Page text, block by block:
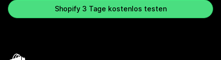
Shopify 3 Tage kostenlos testen